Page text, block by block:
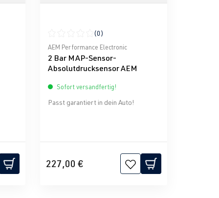
von 0 von 5 SternenDurchschnittliche Bewertung von 0 von 5 Sternen
(0)
AEM Performance Electronic
2 Bar MAP-Sensor-
Absolutdrucksensor AEM
Sofort versandfertig!
Passt garantiert in dein Auto!
227,00 €